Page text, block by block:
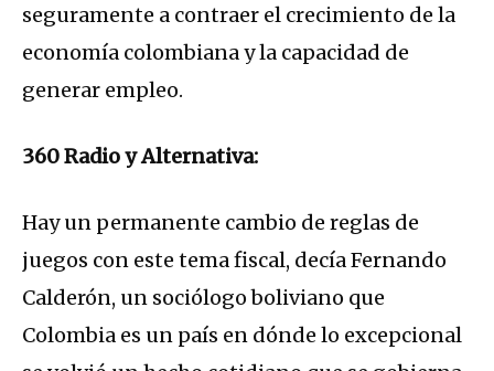
seguramente a contraer el crecimiento de la
economía colombiana y la capacidad de
generar empleo.
360 Radio y Alternativa:
Hay un permanente cambio de reglas de
juegos con este tema fiscal, decía Fernando
Calderón, un sociólogo boliviano que
Colombia es un país en dónde lo excepcional